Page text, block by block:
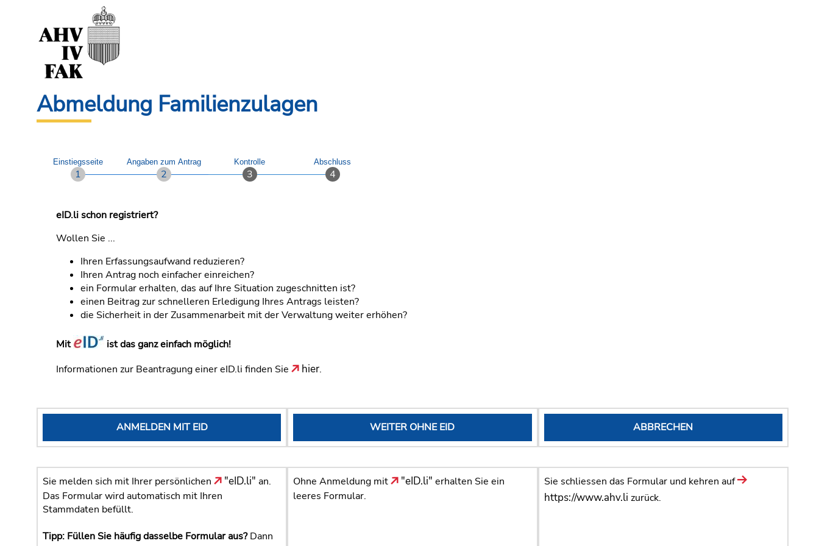
Abmeldung Familienzulagen
Einstiegsseite Angaben zum Antrag Kontrolle Abschluss
eID.li schon registriert?
Wollen Sie ...
Ihren Erfassungsaufwand reduzieren?
Ihren Antrag noch einfacher einreichen?
ein Formular erhalten, das auf Ihre Situation zugeschnitten ist?
einen Beitrag zur schnelleren Erledigung Ihres Antrags leisten?
die Sicherheit in der Zusammenarbeit mit der Verwaltung weiter erhöhen?
Mit
ist das ganz einfach möglich!
Informationen zur Beantragung einer eID.li finden Sie
hier.
Sie melden sich mit Ihrer persönlichen "eID.li" an.
Das Formular wird automatisch mit Ihren
Stammdaten befüllt.
Tipp: Füllen Sie häufig dasselbe Formular aus?Dann
ANMELDEN MIT EID
Ohne Anmeldung mit "eID.li" erhalten Sie ein
leeres Formular.
WEITER OHNE EID
Sie schliessen das Formular und kehren auf
https://www.ahv.li zurück.
ABBRECHEN